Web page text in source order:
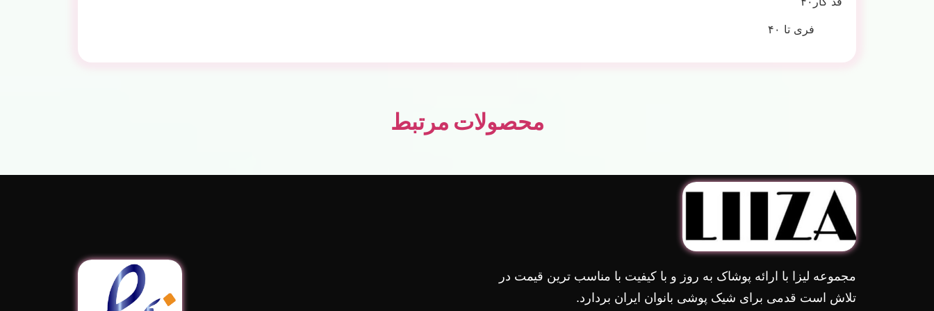
فری تا ۴۰
محصولات مرتبط
مجموعه لیزا با ارائه پوشاک به روز و با کیفیت با مناسب ترین قیمت در
تلاش است قدمی برای شیک پوشی بانوان ایران بردارد.